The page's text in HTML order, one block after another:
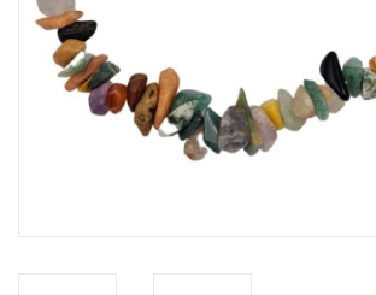
Schedels & skeletten
Huiden & vachten